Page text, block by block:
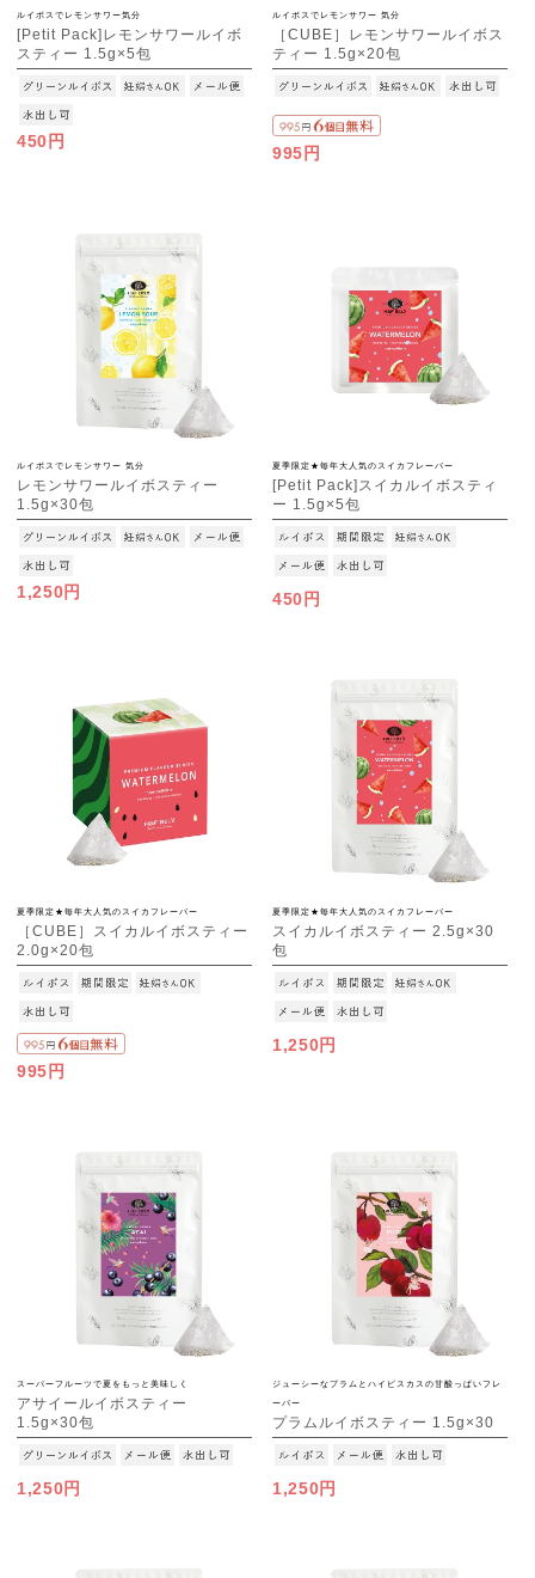
ルイボスでレモンサワー気分
[Petit Pack]レモンサワールイボ
スティー 1.5g×5包
[M便 1/10]
450円
ルイボスでレモンサワー 気分
［CUBE］レモンサワールイボス
ティー 1.5g×20包
995円
ルイボスでレモンサワー 気分
レモンサワールイボスティー
1.5g×30包
[M便 1/3]
1,250円
夏季限定★毎年大人気のスイカフレーバー
[Petit Pack]スイカルイボスティ
ー 1.5g×5包
[M便 1/10]
450円
夏季限定★毎年大人気のスイカフレーバー
［CUBE］スイカルイボスティー
2.0g×20包
995円
夏季限定★毎年大人気のスイカフレーバー
スイカルイボスティー 2.5g×30
包
[M便 1/3]
1,250円
スーパーフルーツで夏をもっと美味しく
アサイールイボスティー
1.5g×30包
[M便 1/3]
1,250円
ジューシーなプラムとハイビスカスの甘酸っぱいフレ
ーバー
プラムルイボスティー 1.5g×30
包
[M便 1/3]
1,250円